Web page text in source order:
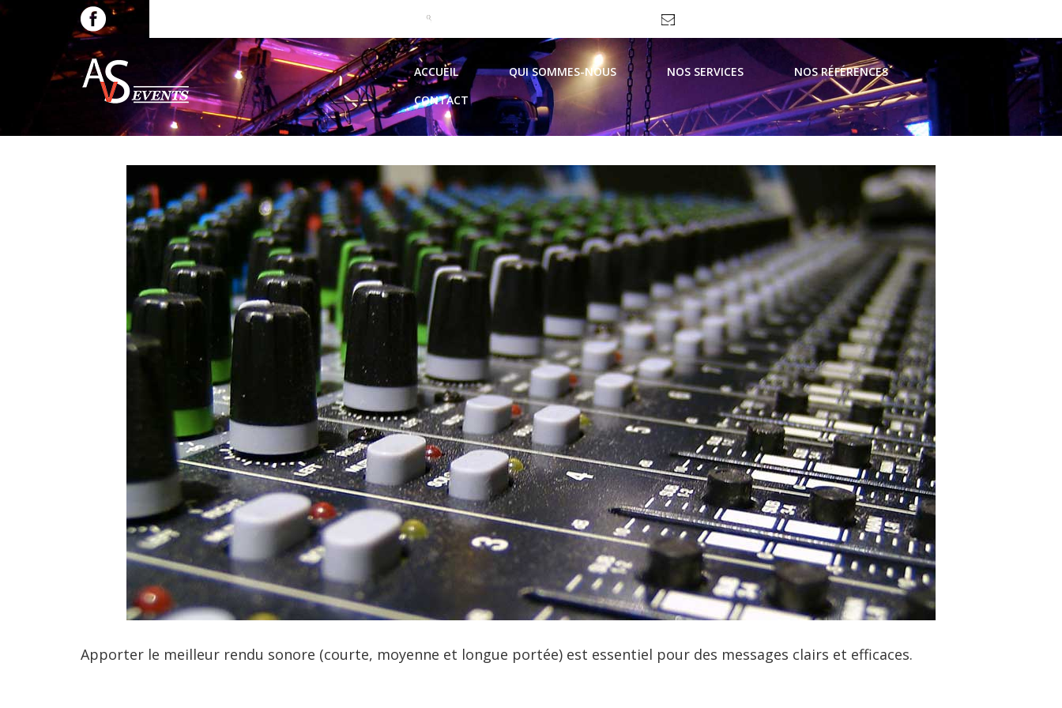
09 51 99 93 62 / 06 69 10 44 21 contact@avsevents.fr
ACCUEIL QUI SOMMES-NOUS NOS SERVICES
NOS RÉFÉRENCES
CONTACT
Apporter le meilleur rendu sonore (courte, moyenne et longue portée) est essentiel pour des messages clairs et efficaces.